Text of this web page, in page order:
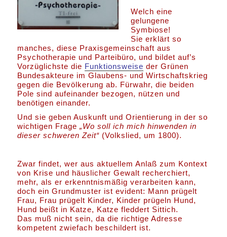
Welch eine
gelungene
Symbiose!
Sie erklärt so
manches, diese Praxisgemeinschaft aus
Psychotherapie und Parteibüro, und bildet auf’s
Vorzüglichste die Funktionsweise der Grünen
Bundesakteure im Glaubens- und Wirtschaftskrieg
gegen die Bevölkerung ab. Fürwahr, die beiden
Pole sind aufeinander bezogen, nützen und
benötigen einander.
Und sie geben Auskunft und Orientierung in der so
wichtigen Frage„Wo soll ich mich hinwenden in
dieser schweren Zeit“ (Volkslied, um 1800).
Zwar findet, wer aus aktuellem Anlaß zum Kontext
von Krise und häuslicher Gewalt recherchiert,
mehr, als er erkenntnismäßig verarbeiten kann,
doch ein Grundmuster ist evident: Mann prügelt
Frau, Frau prügelt Kinder, Kinder prügeln Hund,
Hund beißt in Katze, Katze fleddert Sittich.
Das muß nicht sein, da die richtige Adresse
kompetent zwiefach beschildert ist.